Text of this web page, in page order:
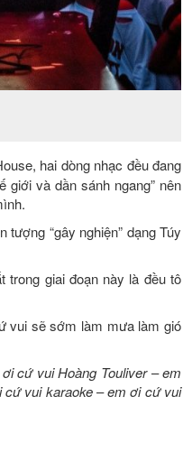
hai dòng nhạc đều đang
giới và dần sánh ngang” nên
“gây nghiện” dạng Túy
giai đoạn này là đều tô
vui sẽ sớm làm mưa làm gió
cứ vui Hoàng Touliver–em
cứ vui karaoke–em ơi cứ vui